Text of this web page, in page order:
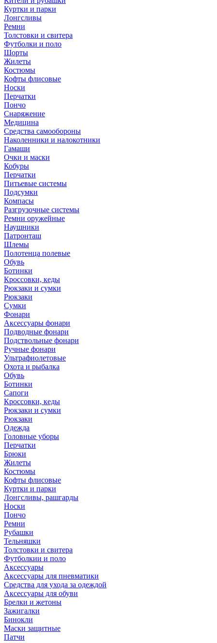
Куртки и парки
Лонгсливы
Ремни
Толстовки и свитера
Футболки и поло
Шорты
Жилеты
Костюмы
Кофты флисовые
Носки
Перчатки
Пончо
Снаряжение
Медицина
Средства самообороны
Наколенники и налокотники
Гамаши
Очки и маски
Кобуры
Перчатки
Питьевые системы
Подсумки
Компасы
Разгрузочные системы
Ремни оружейные
Наушники
Патронташ
Шлемы
Полотенца полевые
Обувь
Ботинки
Кроссовки, кеды
Рюкзаки и сумки
Рюкзаки
Сумки
Фонари
Аксессуары фонари
Подводные фонари
Подствольные фонари
Ручные фонари
Ультрафиолетовые
Охота и рыбалка
Обувь
Ботинки
Сапоги
Кроссовки, кеды
Рюкзаки и сумки
Рюкзаки
Одежда
Головные уборы
Перчатки
Брюки
Жилеты
Костюмы
Кофты флисовые
Куртки и парки
Лонгсливы, рашгарды
Носки
Пончо
Ремни
Рубашки
Тельняшки
Толстовки и свитера
Футболкии и поло
Аксессуары
Аксессуары для пневматики
Средства для ухода за одеждой
Аксессуары для обуви
Брелки и жетоны
Зажигалки
Бинокли
Маски защитные
Патчи